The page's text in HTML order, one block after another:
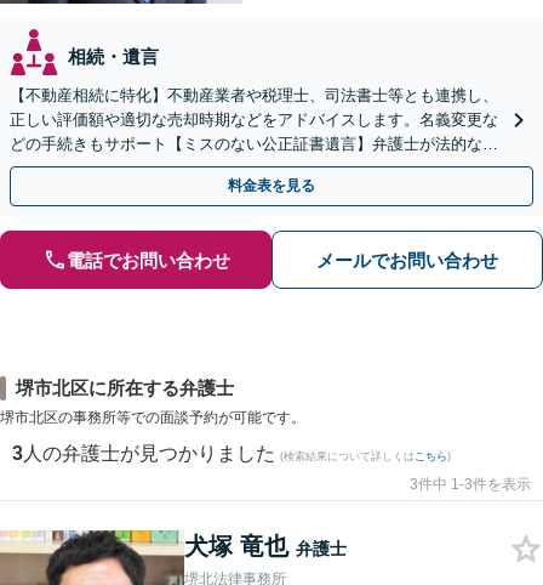
相続・遺言
【不動産相続に特化】不動産業者や税理士、司法書士等とも連携し、
正しい評価額や適切な売却時期などをアドバイスします。名義変更な
どの手続きもサポート【ミスのない公正証書遺言】弁護士が法的な観
点から遺言書を作成します。
料金表を見る
電話でお問い合わせ メールでお問い合わせ
堺市北区に所在する弁護士
堺市北区の事務所等での面談予約が可能です。
3 人の弁護士が見つかりました (検索結果について詳しくは こちら)
3件中 1-3件を表示
犬塚 竜也 弁護士
堺北法律事務所